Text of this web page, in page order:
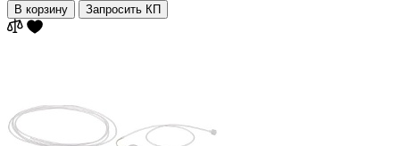
В корзину Запросить КП